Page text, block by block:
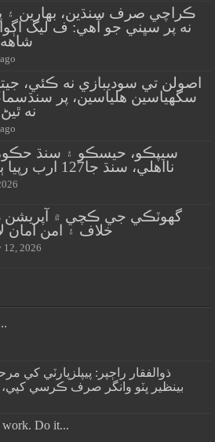
ڪراچي صرف سنڌين، بهارين ۽
نه پر سڀني جو آهي: ف ليگ
سگهياسين هلياسين، پر
نه
سيپڪو، حيسڪو ۽ سنڌ
نااهلي، سنڌ جا127 ارب رپيا ٻڏي ويا؟
گهوٽڪي جي ڪچي ۾ آپريشن
خلاف ۽ امن امان
12, 2026
ذوالفقار راڄپر: پيپلزپارٽي کي
بينظير ڀٽو وانگر صرف ڪرسي
work. Do it...